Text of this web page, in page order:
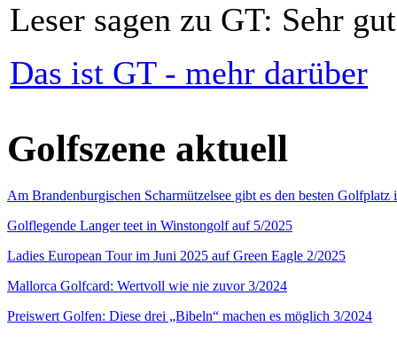
Leser sagen zu GT: Sehr
Das ist GT - mehr darüber
Golfszene aktuell
Am Brandenburgischen Scharmützelsee gibt es den besten
Golflegende Langer teet in Winstongolf auf 5/2025
Ladies European Tour im Juni 2025 auf Green Eagle 2/2025
Mallorca Golfcard: Wertvoll wie nie zuvor 3/2024
Preiswert Golfen: Diese drei „Bibeln“ machen es möglich 3/2024